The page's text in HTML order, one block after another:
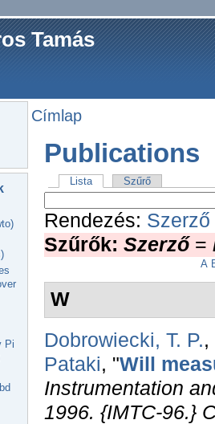
Tamás
Pi
Címlap
Publications
Lista Szűrő
Rendezés: Szerző
Szűrők: Szerző =
A
W
Dobrowiecki, T. P.,
Pataki, "Will
Instrumentation
1996. {IMTC-96.}